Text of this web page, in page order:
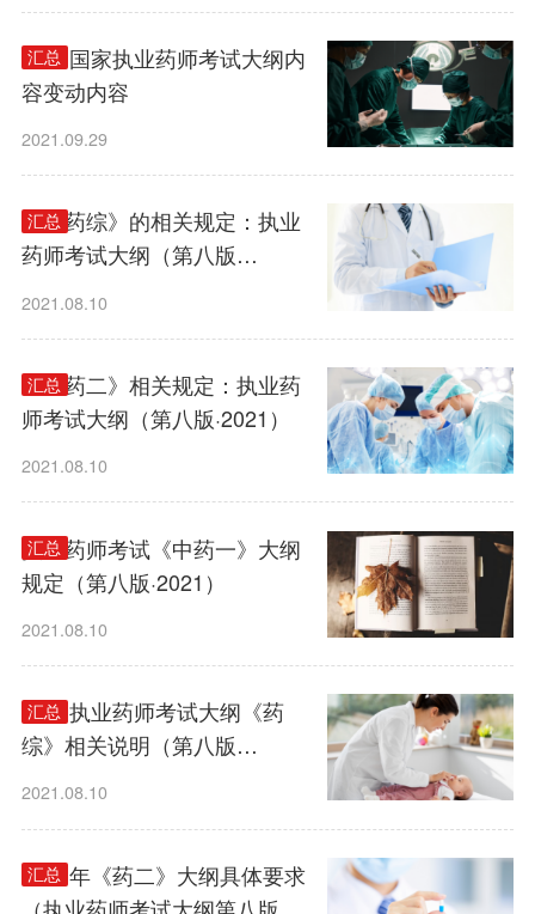
汇总
2021国家执业药师考试大纲内
容变动内容
2021.09.29
汇总
《中药综》的相关规定：执业
药师考试大纲（第八版
2021.08.10
汇总
《中药二》相关规定：执业药
师考试大纲（第八版·2021）
2021.08.10
汇总
执业药师考试《中药一》大纲
规定（第八版·2021）
2021.08.10
汇总
2021执业药师考试大纲《药
综》相关说明（第八版
2021.08.10
汇总
2021年《药二》大纲具体要求